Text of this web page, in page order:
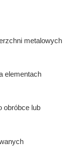
metalowych
elementach
obróbce lub